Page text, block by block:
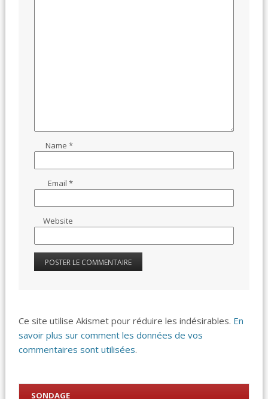
Name*
Email*
Website
Ce site utilise Akismet pour réduire les indésirables. En
savoir plus sur comment les données de vos
commentaires sont utilisées.
SONDAGE